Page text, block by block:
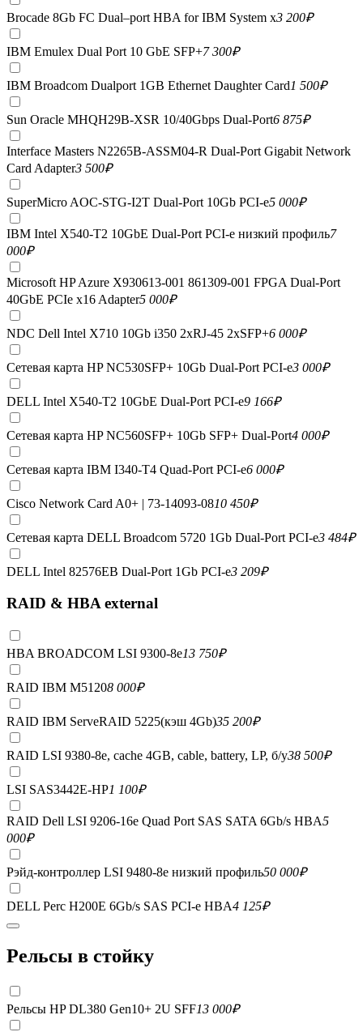
Brocade 8Gb FC Dual–port HBA for IBM System x3 200₽
IBM Emulex Dual Port 10 GbE SFP+7 300₽
IBM Broadcom Dualport 1GB Ethernet Daughter Card1 500₽
Sun Oracle MHQH29B-XSR 10/40Gbps Dual-Port6 875₽
Interface Masters N2265B-ASSM04-R Dual-Port Gigabit Network
Card Adapter3 500₽
SuperMicro AOC-STG-I2T Dual-Port 10Gb PCI-e5 000₽
IBM Intel X540-T2 10GbE Dual-Port PCI-e низкий профиль7
000₽
Microsoft HP Azure X930613-001 861309-001 FPGA Dual-Port
40GbE PCIe x16 Adapter5 000₽
NDC Dell Intel X710 10Gb i350 2xRJ-45 2xSFP+6 000₽
Сетевая карта HP NC530SFP+ 10Gb Dual-Port PCI-e3 000₽
DELL Intel X540-T2 10GbE Dual-Port PCI-e9 166₽
Сетевая карта HP NC560SFP+ 10Gb SFP+ Dual-Port4 000₽
Сетевая карта IBM I340-T4 Quad-Port PCI-e6 000₽
Cisco Network Card A0+ | 73-14093-0810 450₽
Сетевая карта DELL Broadcom 5720 1Gb Dual-Port PCI-e3 484₽
DELL Intel 82576EB Dual-Port 1Gb PCI-e3 209₽
RAID & HBA external
HBA BROADCOM LSI 9300-8e13 750₽
RAID IBM M51208 000₽
RAID IBM ServeRAID 5225(кэш 4Gb)35 200₽
RAID LSI 9380-8e, сache 4GB, cable, battery, LP, б/у38 500₽
LSI SAS3442E-HP1 100₽
RAID Dell LSI 9206-16e Quad Port SAS SATA 6Gb/s HBA5
000₽
Рэйд-контроллер LSI 9480-8e низкий профиль50 000₽
DELL Perc H200E 6Gb/s SAS PCI-e HBA4 125₽
Рельсы в стойку
Рельсы HP DL380 Gen10+ 2U SFF13 000₽